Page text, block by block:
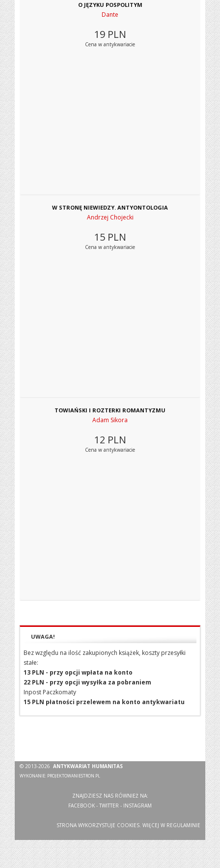
O JĘZYKU POSPOLITYM
Dante
19 PLN
Cena w antykwariacie
W STRONĘ NIEWIEDZY. ANTYONTOLOGIA
Andrzej Chojecki
15 PLN
Cena w antykwariacie
TOWIAŃSKI I ROZTERKI ROMANTYZMU
Adam Sikora
12 PLN
Cena w antykwariacie
UWAGA!
Bez względu na ilość zakupionych książek, koszty przesyłki
stałe:
13 PLN - przy opcji wpłata na konto
22 PLN - przy opcji wysyłka za pobraniem
Inpost Paczkomaty
15 PLN płatności przelewem na konto antykwariatu
© 2013-2026ANTYKWARIAT HUMANITAS
WYKONANIE: PROJEKTOWANIESTRON.PL
ZNAJDZIESZ NAS RÓWNIEŻ NA:
FACEBOOK - TWITTER - INSTAGRAM
STRONA WYKORZYSTUJE COOKIES. WIĘCEJ W REGULAMINIE